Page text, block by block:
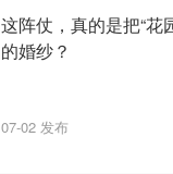
这阵仗，真的是把“花
的婚纱？
07-02 发布